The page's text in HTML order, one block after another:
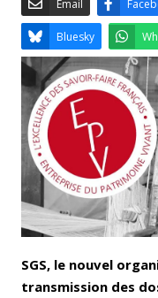
Email
Bluesky
SGS, le nouvel
transmission des